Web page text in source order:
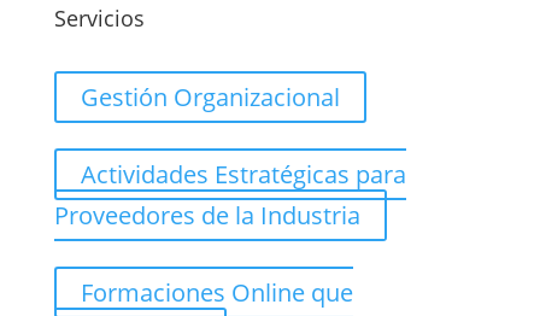
Servicios
Gestión Organizacional
Actividades Estratégicas para
Proveedores de la Industria
Formaciones Online que